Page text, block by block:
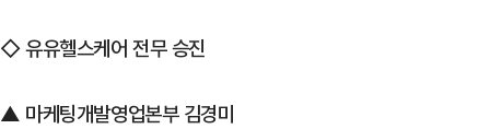
◇ 유유헬스케어 전무 승진
▲ 마케팅개발영업본부 김경미